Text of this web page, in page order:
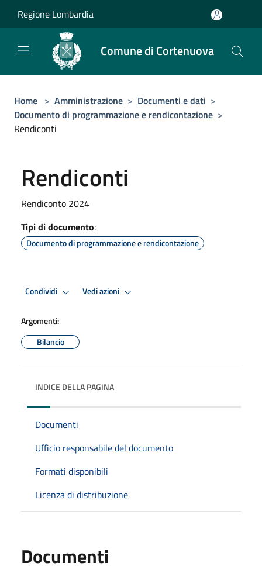
Regione Lombardia
Comune di Cortenuova
Home > Amministrazione > Documenti e dati >
Documento di programmazione e rendicontazione >
Rendiconti
Rendiconti
Rendiconto 2024
Tipi di documento:
Documento di programmazione e rendicontazione
Condividi Vedi azioni
Argomenti:
Bilancio
INDICE DELLA PAGINA
Documenti
Ufficio responsabile del documento
Formati disponibili
Licenza di distribuzione
Documenti